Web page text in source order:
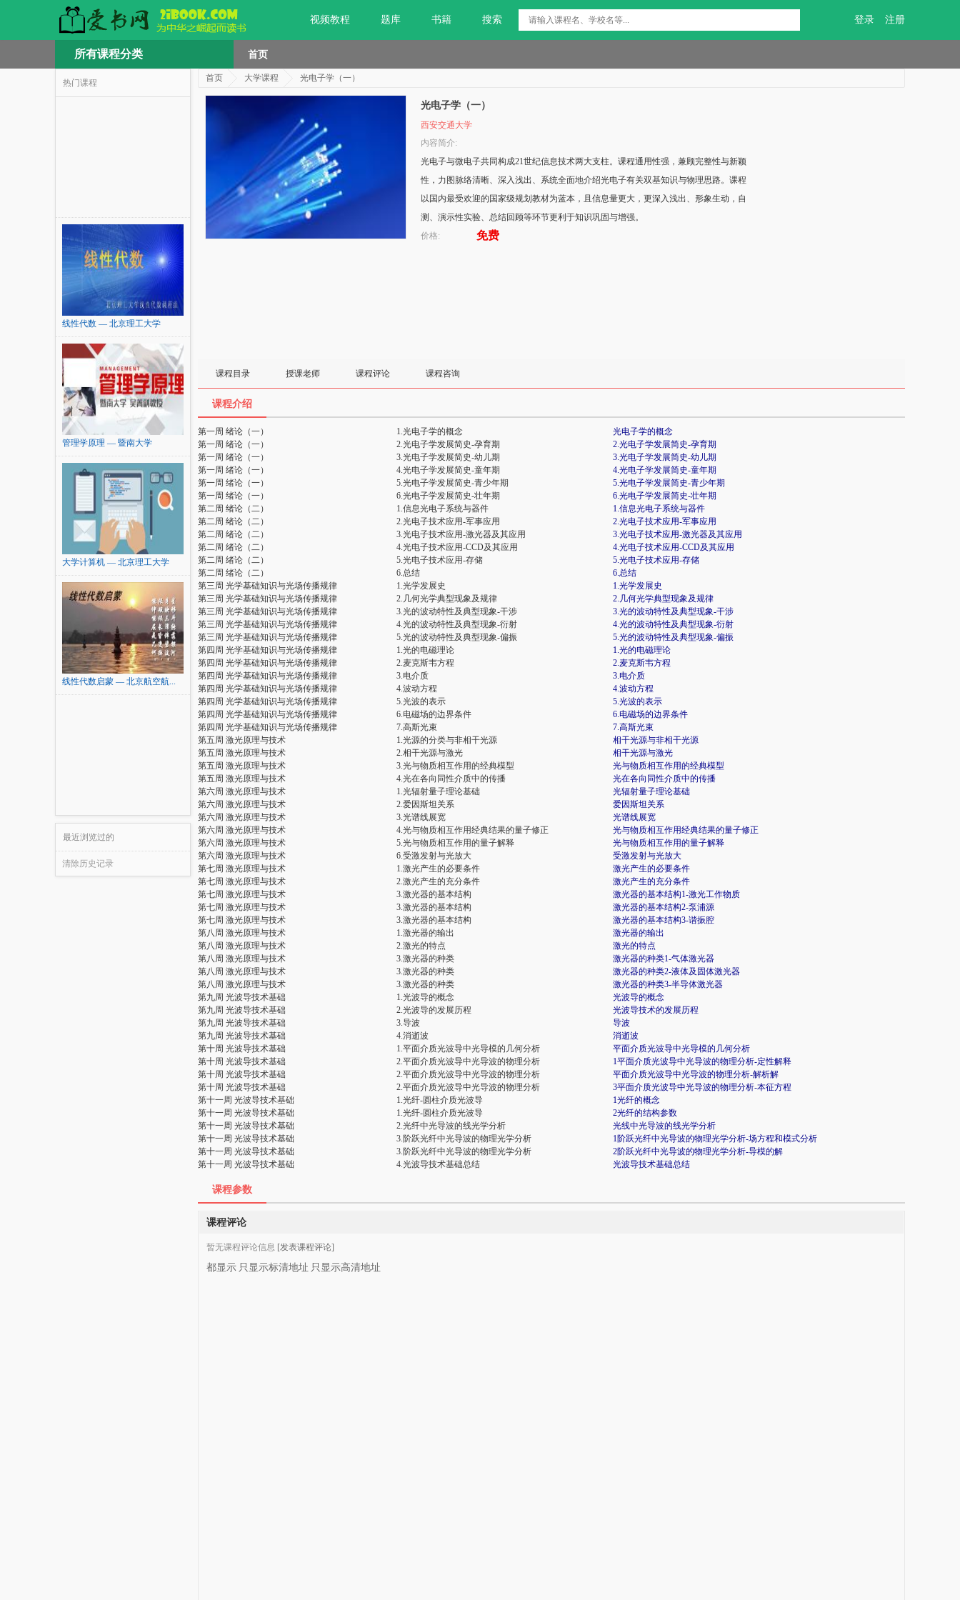
视频教程 题库 书籍 搜索 登录 注册
所有课程分类 首页
热门课程
线性代数 — 北京理工大学
管理学原理 — 暨南大学
大学计算机 — 北京理工大学
线性代数启蒙 — 北京航空航...
最近浏览过的
清除历史记录
首页 大学课程 光电子学（一）
光电子学（一）
西安交通大学
内容简介:
光电子与微电子共同构成21世纪信息技术两大支柱。课程通用性强，兼顾完整性与新颖
性，力图脉络清晰、深入浅出、系统全面地介绍光电子有关双基知识与物理思路。课程
以国内最受欢迎的国家级规划教材为蓝本，且信息量更大，更深入浅出、形象生动，自
测、演示性实验、总结回顾等环节更利于知识巩固与增强。
价格:
免费
课程目录 授课老师 课程评论 课程咨询
课程介绍
第一周 绪论（一） 1.光电子学的概念
光电子学的概念
第一周 绪论（一）
2.光电子学发展简史-孕育期
2.光电子学发展简史-孕育期
第一周 绪论（一）
3.光电子学发展简史-幼儿期
3.光电子学发展简史-幼儿期
第一周 绪论（一）
4.光电子学发展简史-童年期
4.光电子学发展简史-童年期
第一周 绪论（一）
5.光电子学发展简史-青少年期
5.光电子学发展简史-青少年期
第一周 绪论（一）
6.光电子学发展简史-壮年期
6.光电子学发展简史-壮年期
第二周 绪论（二）
1.信息光电子系统与器件
1.信息光电子系统与器件
第二周 绪论（二）
2.光电子技术应用-军事应用
2.光电子技术应用-军事应用
第二周 绪论（二）
3.光电子技术应用-激光器及其应用
3.光电子技术应用-激光器及其应用
第二周 绪论（二）
4.光电子技术应用-CCD及其应用
4.光电子技术应用-CCD及其应用
第二周 绪论（二）
5.光电子技术应用-存储
5.光电子技术应用-存储
第二周 绪论（二）
6.总结
6.总结
第三周 光学基础知识与光场传播规律
1.光学发展史
1.光学发展史
第三周 光学基础知识与光场传播规律
2.几何光学典型现象及规律
2.几何光学典型现象及规律
第三周 光学基础知识与光场传播规律
3.光的波动特性及典型现象-干涉
3.光的波动特性及典型现象-干涉
第三周 光学基础知识与光场传播规律
4.光的波动特性及典型现象-衍射
4.光的波动特性及典型现象-衍射
第三周 光学基础知识与光场传播规律
5.光的波动特性及典型现象-偏振
5.光的波动特性及典型现象-偏振
第四周 光学基础知识与光场传播规律
1.光的电磁理论
1.光的电磁理论
第四周 光学基础知识与光场传播规律
2.麦克斯韦方程
2.麦克斯韦方程
第四周 光学基础知识与光场传播规律
3.电介质
3.电介质
第四周 光学基础知识与光场传播规律
4.波动方程
4.波动方程
第四周 光学基础知识与光场传播规律
5.光波的表示
5.光波的表示
第四周 光学基础知识与光场传播规律
6.电磁场的边界条件
6.电磁场的边界条件
第四周 光学基础知识与光场传播规律
7.高斯光束
7.高斯光束
第五周 激光原理与技术
1.光源的分类与非相干光源
相干光源与非相干光源
第五周 激光原理与技术
2.相干光源与激光
相干光源与激光
第五周 激光原理与技术
3.光与物质相互作用的经典模型
光与物质相互作用的经典模型
第五周 激光原理与技术
4.光在各向同性介质中的传播
光在各向同性介质中的传播
第六周 激光原理与技术
1.光辐射量子理论基础
光辐射量子理论基础
第六周 激光原理与技术
2.爱因斯坦关系
爱因斯坦关系
第六周 激光原理与技术
3.光谱线展宽
光谱线展宽
第六周 激光原理与技术
4.光与物质相互作用经典结果的量子修正
光与物质相互作用经典结果的量子修正
第六周 激光原理与技术
5.光与物质相互作用的量子解释
光与物质相互作用的量子解释
第六周 激光原理与技术
6.受激发射与光放大
受激发射与光放大
第七周 激光原理与技术
1.激光产生的必要条件
激光产生的必要条件
第七周 激光原理与技术
2.激光产生的充分条件
激光产生的充分条件
第七周 激光原理与技术
3.激光器的基本结构
激光器的基本结构1-激光工作物质
第七周 激光原理与技术
3.激光器的基本结构
激光器的基本结构2-泵浦源
第七周 激光原理与技术
3.激光器的基本结构
激光器的基本结构3-谐振腔
第八周 激光原理与技术
1.激光器的输出
激光器的输出
第八周 激光原理与技术
2.激光的特点
激光的特点
第八周 激光原理与技术
3.激光器的种类
激光器的种类1-气体激光器
第八周 激光原理与技术
3.激光器的种类
激光器的种类2-液体及固体激光器
第八周 激光原理与技术
3.激光器的种类
激光器的种类3-半导体激光器
第九周 光波导技术基础
1.光波导的概念
光波导的概念
第九周 光波导技术基础
2.光波导的发展历程
光波导技术的发展历程
第九周 光波导技术基础
3.导波
导波
第九周 光波导技术基础
4.消逝波
消逝波
第十周 光波导技术基础
1.平面介质光波导中光导模的几何分析
平面介质光波导中光导模的几何分析
第十周 光波导技术基础
2.平面介质光波导中光导波的物理分析
1平面介质光波导中光导波的物理分析-定性解释
第十周 光波导技术基础
2.平面介质光波导中光导波的物理分析
平面介质光波导中光导波的物理分析-解析解
第十周 光波导技术基础
2.平面介质光波导中光导波的物理分析
3平面介质光波导中光导波的物理分析-本征方程
第十一周 光波导技术基础
1.光纤-圆柱介质光波导
1光纤的概念
第十一周 光波导技术基础
1.光纤-圆柱介质光波导
2光纤的结构参数
第十一周 光波导技术基础
2.光纤中光导波的线光学分析
光线中光导波的线光学分析
第十一周 光波导技术基础
3.阶跃光纤中光导波的物理光学分析
1阶跃光纤中光导波的物理光学分析-场方程和模式分析
第十一周 光波导技术基础
3.阶跃光纤中光导波的物理光学分析
2阶跃光纤中光导波的物理光学分析-导模的解
第十一周 光波导技术基础
4.光波导技术基础总结 光波导技术基础总结
课程参数
课程评论
暂无课程评论信息 [发表课程评论]
都显示 只显示标清地址 只显示高清地址